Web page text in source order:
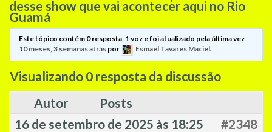
desse show que vai acontecer aqui no Rio
Guamá
Este tópico contém 0 resposta, 1 voz e foi atualizado pela última vez
10 meses, 3 semanas atráspor Esmael Tavares Maciel.
Visualizando 0 resposta da discussão
Autor
Posts
16 de setembro de 2025 às 18:25
#2348